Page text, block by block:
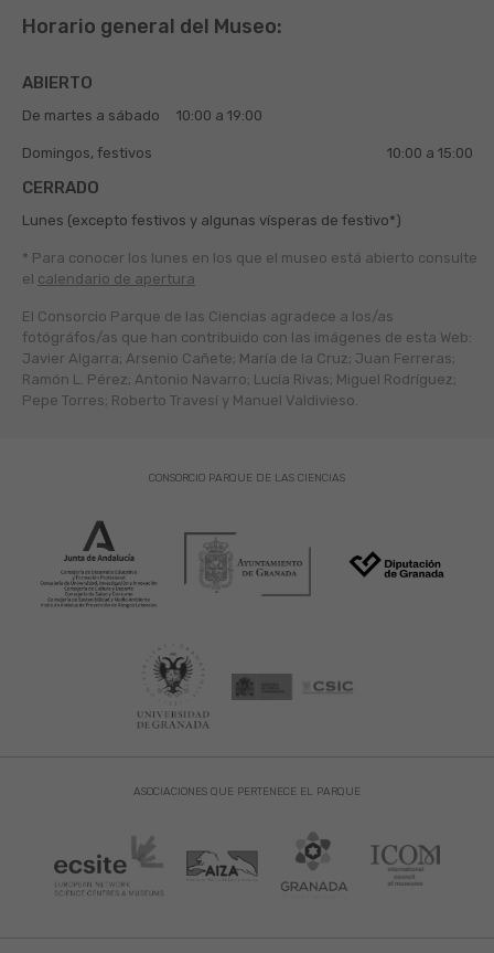
Horario general del Museo:
ABIERTO
De martes a sábado 10:00 a 19:00
Domingos, festivos 10:00 a 15:00
CERRADO
Lunes (excepto festivos y algunas vísperas de festivo*)
* Para conocer los lunes en los que el museo está abierto consulte
el calendario de apertura
El Consorcio Parque de las Ciencias agradece a los/as
fotógráfos/as que han contribuido con las imágenes de esta Web:
Javier Algarra; Arsenio Cañete; María de la Cruz; Juan Ferreras;
Ramón L. Pérez; Antonio Navarro; Lucía Rivas; Miguel Rodríguez;
Pepe Torres; Roberto Travesí y Manuel Valdivieso.
ASOCIACIONES QUE PERTENECE EL PARQUE
CONSORCIO PARQUE DE LAS CIENCIAS